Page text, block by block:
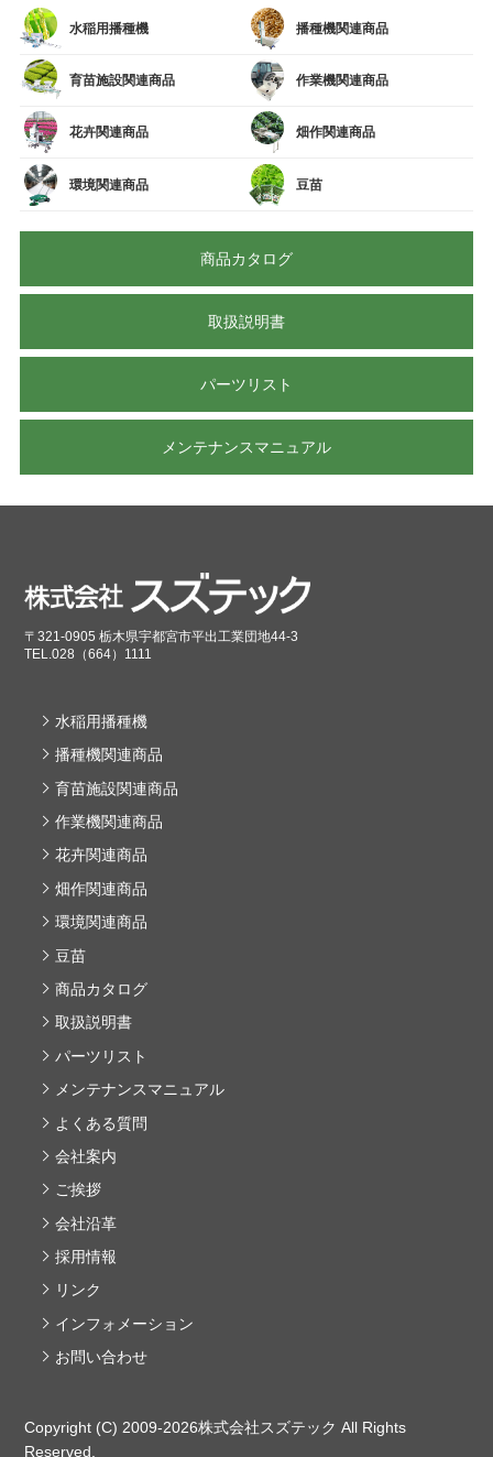
水稲用播種機 播種機関連商品
育苗施設関連商品 作業機関連商品
花卉関連商品 畑作関連商品
環境関連商品 豆苗
商品カタログ
取扱説明書
パーツリスト
メンテナンスマニュアル
〒321-0905 栃木県宇都宮市平出工業団地44-3
TEL.028（664）1111
水稲用播種機
播種機関連商品
育苗施設関連商品
作業機関連商品
花卉関連商品
畑作関連商品
環境関連商品
豆苗
商品カタログ
取扱説明書
パーツリスト
メンテナンスマニュアル
よくある質問
会社案内
ご挨拶
会社沿革
採用情報
リンク
インフォメーション
お問い合わせ
Copyright (C) 2009-2026株式会社スズテック All Rights
Reserved.